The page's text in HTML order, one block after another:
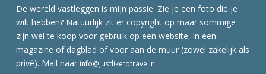
De wereld vastleggen is mijn passie. Zie je een foto die je
wilt hebben? Natuurlijk zit er copyright op maar sommige
zijn wel te koop voor gebruik op een website, in een
magazine of dagblad of voor aan de muur (zowel zakelijk als
privé). Mail naar info@justliketotravel.nl